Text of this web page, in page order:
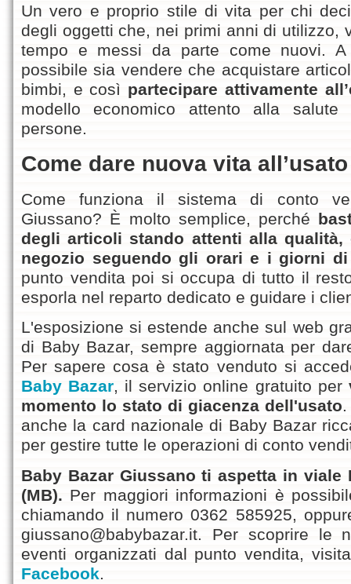
Un vero e proprio stile di vita per chi
degli oggetti che, nei primi anni di utilizzo,
tempo e messi da parte come nuovi.
possibile sia vendere che acquistare
bimbi, e così partecipare attivamente
modello economico attento alla salute
persone.
Come dare nuova vita
Come funziona il sistema di conto
Giussano? È molto semplice, perché
degli articoli stando attenti alla
negozio seguendo gli orari e i giorni di
punto vendita poi si occupa di tutto il
esporla nel reparto dedicato e guidare i
L'esposizione si estende anche sul web
di Baby Bazar, sempre aggiornata per
Per sapere cosa è stato venduto si
Baby Bazar, il servizio online gratuito per
momento lo stato di giacenza dell'usato
anche la card nazionale di Baby Bazar
per gestire tutte le operazioni di conto
Baby Bazar Giussano ti aspetta in viale
(MB). Per maggiori informazioni è
chiamando il numero 0362 585925,
giussano@babybazar.it. Per scoprire le
eventi organizzati dal punto vendita,
Facebook.